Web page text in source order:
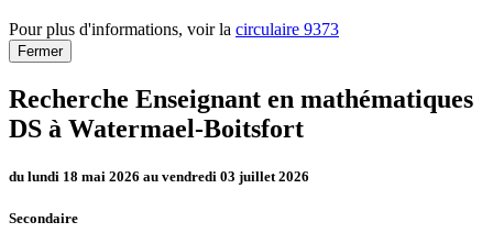
Pour plus d'informations, voir la circulaire 9373
Fermer
Recherche Enseignant en mathématiques
DS à Watermael-Boitsfort
du lundi 18 mai 2026 au vendredi 03 juillet 2026
Secondaire